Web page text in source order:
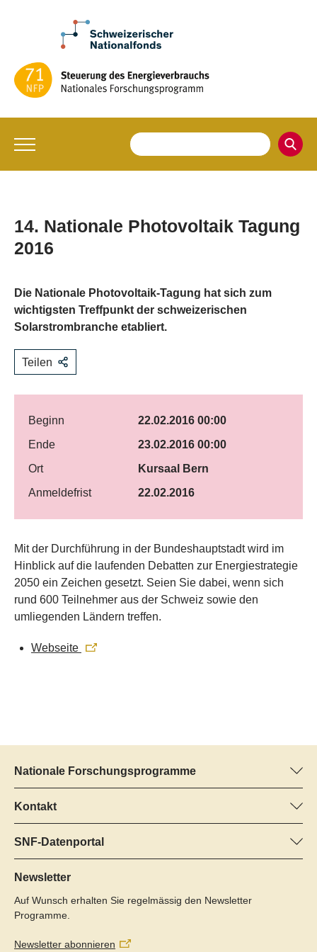
14. Nationale Photovoltaik Tagung
2016
Die Nationale Photovoltaik-Tagung hat sich zum
wichtigsten Treffpunkt der schweizerischen
Solarstrombranche etabliert.
Teilen
Beginn
22.02.2016 00:00
Ende
23.02.2016 00:00
Ort
Kursaal Bern
Anmeldefrist
22.02.2016
​Mit der Durchführung in der Bundeshauptstadt wird im
Hinblick auf die laufenden Debatten zur Energiestrategie
2050 ein Zeichen gesetzt. Seien Sie dabei, wenn sich
rund 600 Teilnehmer aus der Schweiz sowie den
umliegenden Ländern treffen.
Webseite
Nationale Forschungsprogramme
Hier finden Sie Informationen zu allen Nationalen
Forschungsprogrammen (NFP):
Alle NFP
Kontakt
Programm-Manager
Dr. Pascal Walther, SNF
Tel.: +
22
SNF-Datenportal
Hier finden Sie umfangreiche Informationen zu den vom SNF
geförderten Projekten.
Zum Datenportal
Newsletter
Auf Wunsch erhalten Sie regelmässig den Newsletter
Programme.
Newsletter abonnieren